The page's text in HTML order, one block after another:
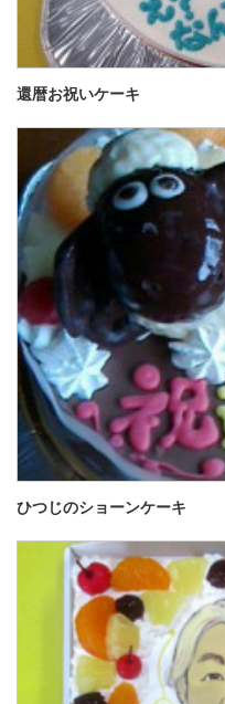
還暦お祝いケーキ
ひつじのショーンケーキ